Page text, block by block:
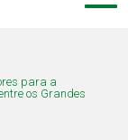
para a
os Grandes